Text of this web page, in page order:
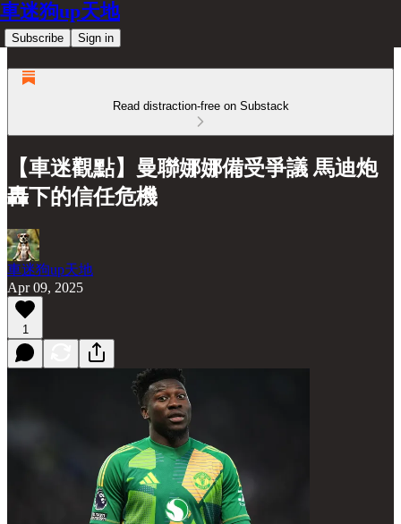
車迷狗up天地
Subscribe Sign in
Read distraction-free on Substack
【車迷觀點】曼聯娜娜備受爭議 馬迪炮
轟下的信任危機
車迷狗up天地
Apr 09, 2025
1